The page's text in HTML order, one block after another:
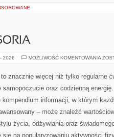
2026 MOŻLIWOŚĆ KOMENTOWANIA
znacznie więcej niż tylko regularne
oraz codzienną
informacji, w którym
– może znaleźć
życia, odżywiania oraz
na popularyzowaniu aktywności